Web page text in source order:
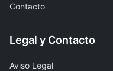
Contacto
Legal y Contacto
Aviso Legal